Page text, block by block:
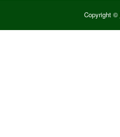
Copyright ©